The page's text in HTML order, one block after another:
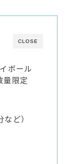
CLOSE
ボール
量限定
ど）